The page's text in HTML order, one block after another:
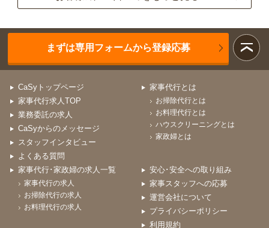
まずは専用フォームから登録応募
CaSyトップページ
家事代行求人TOP
業務委託の求人
CaSyからのメッセージ
スタッフインタビュー
よくある質問
家事代行とは
お掃除代行とは
お料理代行とは
ハウスクリーニングとは
家政婦とは
家事代行･家政婦の求人一覧
家事代行の求人
お掃除代行の求人
お料理代行の求人
安心･安全への取り組み
家事スタッフへの応募
運営会社について
プライバシーポリシー
利用規約